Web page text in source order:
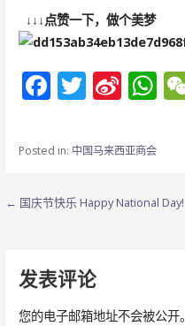
↓↓↓点赞一下，做个美梦
F
e
o
T
itt
Si
a
ei
W
at
A
Posted in: 中国马来西亚商会
文
导
航
← 国庆节快乐 Happy National Day!
发表评论
您的电子邮箱地址不会被公开。